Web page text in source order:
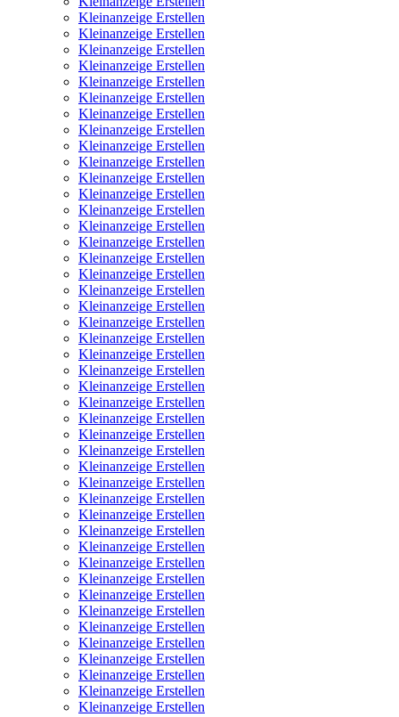
Kleinanzeige Erstellen
Kleinanzeige Erstellen
Kleinanzeige Erstellen
Kleinanzeige Erstellen
Kleinanzeige Erstellen
Kleinanzeige Erstellen
Kleinanzeige Erstellen
Kleinanzeige Erstellen
Kleinanzeige Erstellen
Kleinanzeige Erstellen
Kleinanzeige Erstellen
Kleinanzeige Erstellen
Kleinanzeige Erstellen
Kleinanzeige Erstellen
Kleinanzeige Erstellen
Kleinanzeige Erstellen
Kleinanzeige Erstellen
Kleinanzeige Erstellen
Kleinanzeige Erstellen
Kleinanzeige Erstellen
Kleinanzeige Erstellen
Kleinanzeige Erstellen
Kleinanzeige Erstellen
Kleinanzeige Erstellen
Kleinanzeige Erstellen
Kleinanzeige Erstellen
Kleinanzeige Erstellen
Kleinanzeige Erstellen
Kleinanzeige Erstellen
Kleinanzeige Erstellen
Kleinanzeige Erstellen
Kleinanzeige Erstellen
Kleinanzeige Erstellen
Kleinanzeige Erstellen
Kleinanzeige Erstellen
Kleinanzeige Erstellen
Kleinanzeige Erstellen
Kleinanzeige Erstellen
Kleinanzeige Erstellen
Kleinanzeige Erstellen
Kleinanzeige Erstellen
Kleinanzeige Erstellen
Kleinanzeige Erstellen
Kleinanzeige Erstellen